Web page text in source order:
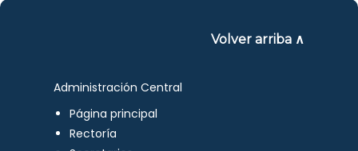
Volver arriba ∧
Administración Central
Página principal
Rectoría